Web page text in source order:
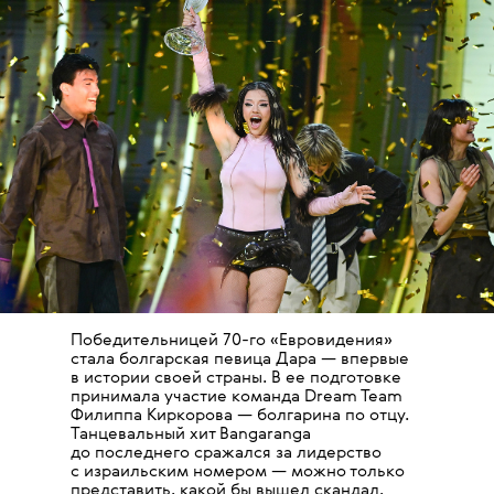
Победительницей 70-го «Евровидения»
стала болгарская певица Дара — впервые
в истории своей страны. В ее подготовке
принимала участие команда Dream Team
Филиппа Киркорова — болгарина по отцу.
Танцевальный хит Bangaranga
до последнего сражался за лидерство
с израильским номером — можно только
представить, какой бы вышел скандал,